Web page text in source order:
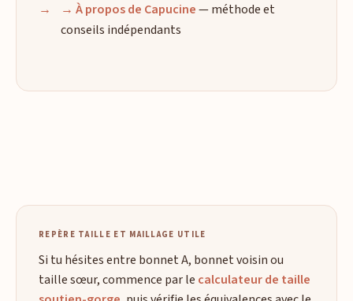
→ À propos de Capucine— méthode et
conseils indépendants
REPÈRE TAILLE ET MAILLAGE UTILE
Si tu hésites entre bonnet A, bonnet voisin ou
taille sœur, commence par le calculateur de taille